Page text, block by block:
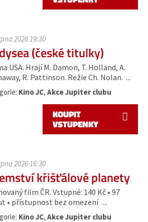
2026 19:30
(české titulky)
USA. Hrají M. Damon, T. Holland, A.
R. Pattinson. Režie Ch. Nolan. ...
Kino JC, Akce Jupiter clubu
KOUPIT
VSTUPENKY
2026 16:30
křišťálové planety
film ČR. Vstupné: 140 Kč • 97
• přístupnost bez omezení ...
Kino JC, Akce Jupiter clubu